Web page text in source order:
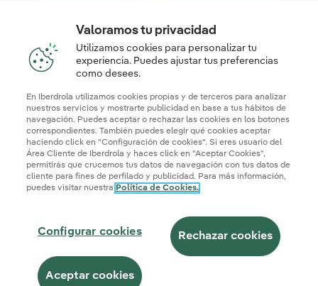
© 2026 Iberdrola Clientes S.A.U.
Información legal y Política de cookies
Política de privacidad
Seguridad de la información
Accesibilidad
Valoramos tu privacidad
Utilizamos cookies para personalizar tu
experiencia. Puedes ajustar tus preferencias
como desees.
En Iberdrola utilizamos cookies propias y de terceros para analizar
nuestros servicios y mostrarte publicidad en base a tus hábitos de
navegación. Puedes aceptar o rechazar las cookies en los botones
correspondientes. También puedes elegir qué cookies aceptar
haciendo click en "Configuración de cookies". Si eres usuario del
Área Cliente de Iberdrola y haces click en "Aceptar Cookies",
permitirás que crucemos tus datos de navegación con tus datos de
cliente para fines de perfilado y publicidad. Para más información,
puedes visitar nuestra Política de Cookies.
Configurar cookies Rechazar cookies
Aceptar cookies